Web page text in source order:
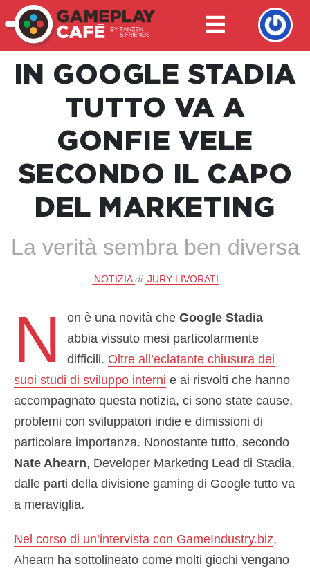
IN GOOGLE STADIA
TUTTO VA A
GONFIE VELE
SECONDO IL CAPO
DEL MARKETING
La verità sembra ben diversa
NOTIZIA di JURY LIVORATI
N on è una novità cheGoogle Stadia
abbia vissuto mesi particolarmente
difficili. Oltre all’eclatante chiusura dei
suoi studi di sviluppo interni e ai risvolti che hanno
accompagnato questa notizia, ci sono state cause,
problemi con sviluppatori indie e dimissioni di
particolare importanza. Nonostante tutto, secondo
Nate Ahearn, Developer Marketing Lead di Stadia,
dalle parti della divisione gaming di Google tutto va
a meraviglia.
Nel corso di un’intervista con GameIndustry.biz,
Ahearn ha sottolineato come molti giochi vengano